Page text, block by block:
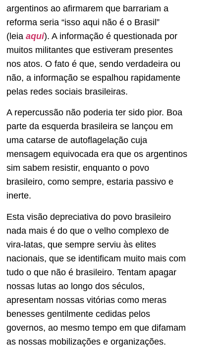
argentinos ao afirmarem que barrariam a
reforma seria “isso aqui não é o Brasil”
(leia aqui). A informação é questionada por
muitos militantes que estiveram presentes
nos atos. O fato é que, sendo verdadeira ou
não, a informação se espalhou rapidamente
pelas redes sociais brasileiras.
A repercussão não poderia ter sido pior. Boa
parte da esquerda brasileira se lançou em
uma catarse de autoflagelação cuja
mensagem equivocada era que os argentinos
sim sabem resistir, enquanto o povo
brasileiro, como sempre, estaria passivo e
inerte.
Esta visão depreciativa do povo brasileiro
nada mais é do que o velho complexo de
vira-latas, que sempre serviu às elites
nacionais, que se identificam muito mais com
tudo o que não é brasileiro. Tentam apagar
nossas lutas ao longo dos séculos,
apresentam nossas vitórias como meras
benesses gentilmente cedidas pelos
governos, ao mesmo tempo em que difamam
as nossas mobilizações e organizações.